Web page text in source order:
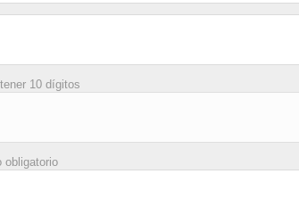
10 dígitos
obligatorio